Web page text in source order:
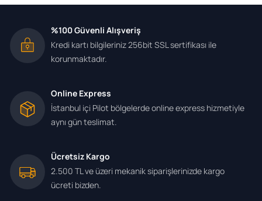
%100 Güvenli Alışveriş
Kredi kartı bilgileriniz 256bit SSL sertifikası ile
korunmaktadır.
Online Express
İstanbul içi Pilot bölgelerde online express hizmetiyle
aynı gün teslimat.
Ücretsiz Kargo
2.500 TL ve üzeri mekanik siparişlerinizde kargo
ücreti bizden.